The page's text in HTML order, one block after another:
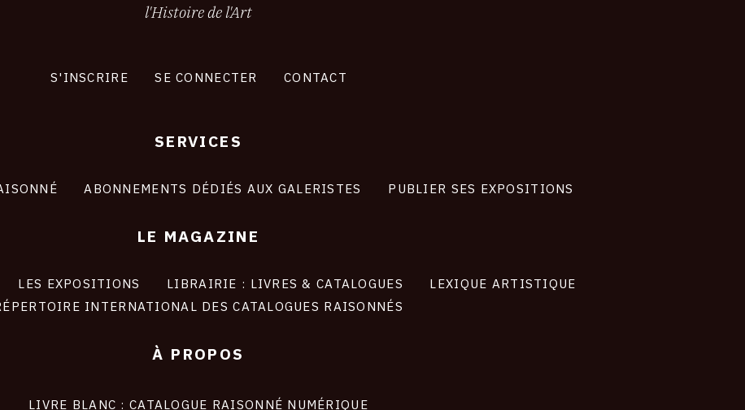
l'Histoire de l'Art
S'INSCRIRE SE CONNECTER CONTACT
SERVICES
ABONNEMENTS DÉDIÉS AUX GALERISTES PUBLIER SES EXPOSITIONS
LE MAGAZINE
LES EXPOSITIONS LIBRAIRIE : LIVRES & CATALOGUES
LEXIQUE ARTISTIQUE
INTERNATIONAL DES CATALOGUES RAISONNÉS
À PROPOS
LIVRE BLANC : CATALOGUE RAISONNÉ NUMÉRIQUE